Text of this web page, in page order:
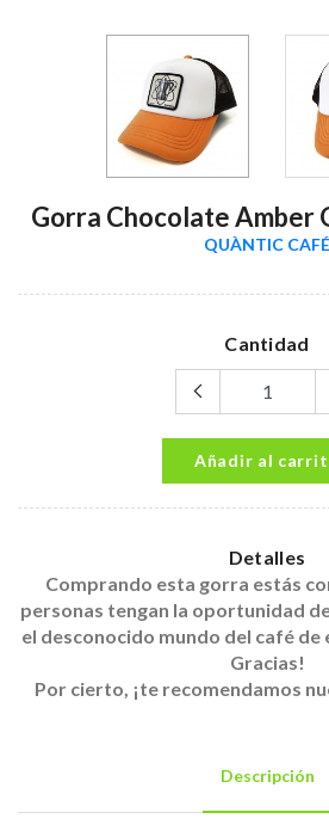
Gorra Chocolate Amber
QUÀNTIC CAFÉ
Cantidad
Añadir al
Detalles
Comprando esta gorra estás
personas tengan la oportunidad
el desconocido mundo del café de
Gracias!
Por cierto, ¡te recomendamos
Descripción